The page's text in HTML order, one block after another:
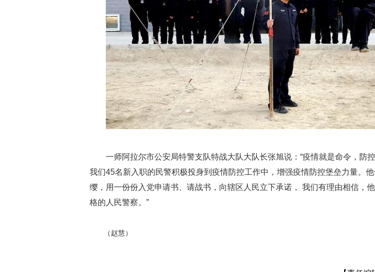
一师阿拉尔市公安局特警支队特战大队大队长张旭说：“疫情就是命令，防控
我们45名新入职的民警积极投身到疫情防控工作中，增强疫情防控堡垒力量。
缨，用一份份入党申请书、请战书，向辖区人民立下承诺， 我们有理由相信，
格的人民警察。”
（赵慧）